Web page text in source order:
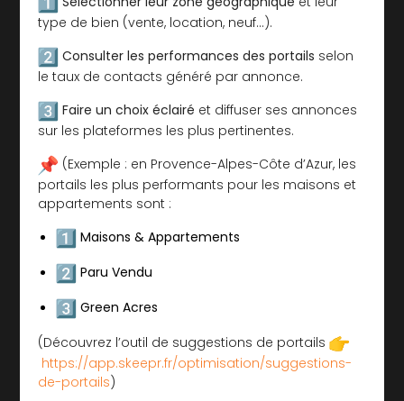
type de bien (vente, location, neuf…).
Consulter les performances des portails selon
le taux de contacts généré par annonce.
Faire un choix éclairé et diffuser ses annonces
sur les plateformes les plus pertinentes.
(Exemple : en Provence-Alpes-Côte d’Azur, les
portails les plus performants pour les maisons et
appartements sont :
Maisons & Appartements
Paru Vendu
Green Acres
(Découvrez l’outil de suggestions de portails
https://app.skeepr.fr/optimisation/suggestions-
de-portails)